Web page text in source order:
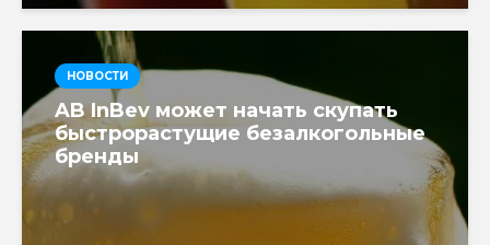
НОВОСТИ
AB InBev может начать скупать
быстрорастущие безалкогольные
бренды